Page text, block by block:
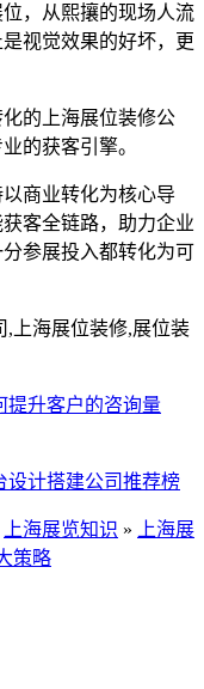
，从熙攘的现场人流
视觉效果的好坏，更
的上海展位装修公
的获客引擎。
商业转化为核心导
客全链路，助力企业
参展投入都转化为可
,上海展位装修,展位装
提升客户的咨询量
设计搭建公司推荐榜
上海展览知识 »
上海展
策略